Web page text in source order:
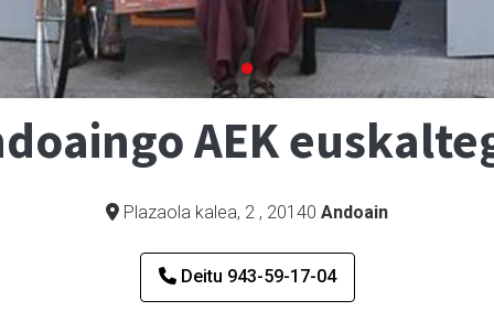
AEK
Plazaola kalea, 2 , 20140 Andoain
Deitu 943-59-17-04